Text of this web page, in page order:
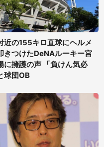
近の155キロ直球にヘルメ
きつけたDeNAルーキー宮
に擁護の声 「負けん気必
球団OB